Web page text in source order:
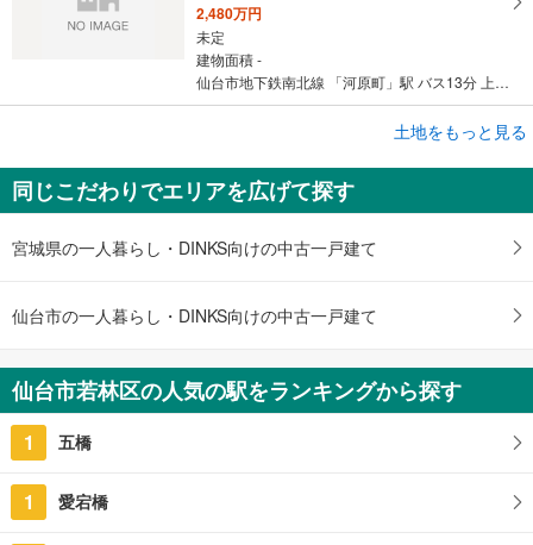
2,480万円
未定
建物面積 -
仙台市地下鉄南北線 「河原町」駅 バス13分 上飯田二丁目 バス停下車 徒歩4分
仙台市若林区沖野6丁目
2,780万円
未定
建物面積 -
土地をもっと見る
同じこだわりでエリアを広げて探す
宮城県の一人暮らし・DINKS向けの中古一戸建て
仙台市の一人暮らし・DINKS向けの中古一戸建て
仙台市若林区の人気の駅をランキングから探す
1 五橋
1 愛宕橋